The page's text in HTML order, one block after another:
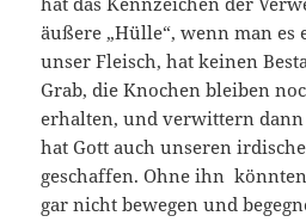
äußere „Hülle“, wenn man es
unser Fleisch, hat keinen
Grab, die Knochen bleiben
erhalten, und verwittern dann
hat Gott auch unseren
geschaffen. Ohne ihn
gar nicht bewegen und